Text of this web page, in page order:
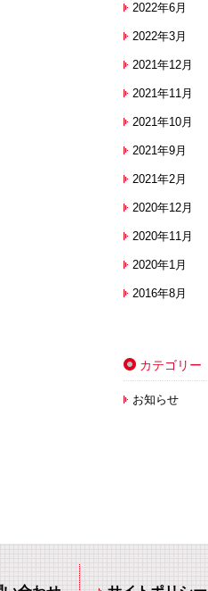
2022年6月
2022年3月
2021年12月
2021年11月
2021年10月
2021年9月
2021年2月
2020年12月
2020年11月
2020年1月
2016年8月
カテゴリー
お知らせ